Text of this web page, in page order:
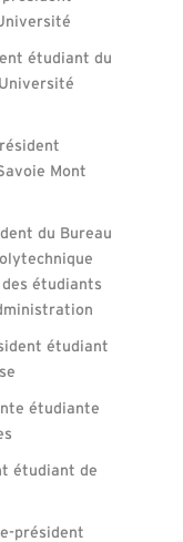
étudiant du
Mont
du Bureau
étudiants
étudiant
étudiante
étudiant de
président